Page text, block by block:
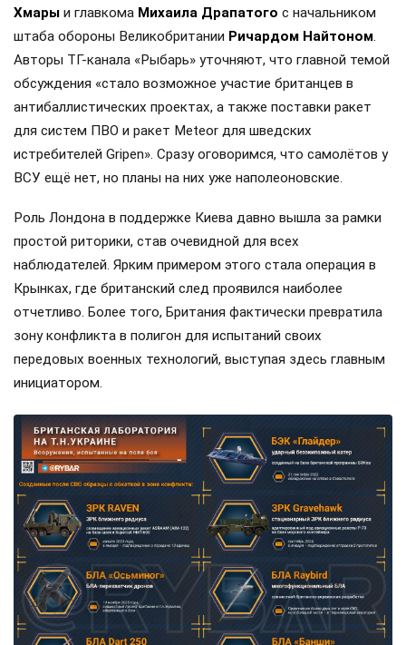
Хмары и главкома Михаила Драпатого с начальником
штаба обороны Великобритании Ричардом Найтоном.
Авторы ТГ-канала «Рыбарь» уточняют, что главной темой
обсуждения «стало возможное участие британцев в
антибаллистических проектах, а также поставки ракет
для систем ПВО и ракет Meteor для шведских
истребителей Gripen». Сразу оговоримся, что самолётов у
ВСУ ещё нет, но планы на них уже наполеоновские.
Роль Лондона в поддержке Киева давно вышла за рамки
простой риторики, став очевидной для всех
наблюдателей. Ярким примером этого стала операция в
Крынках, где британский след проявился наиболее
отчетливо. Более того, Британия фактически превратила
зону конфликта в полигон для испытаний своих
передовых военных технологий, выступая здесь главным
инициатором.